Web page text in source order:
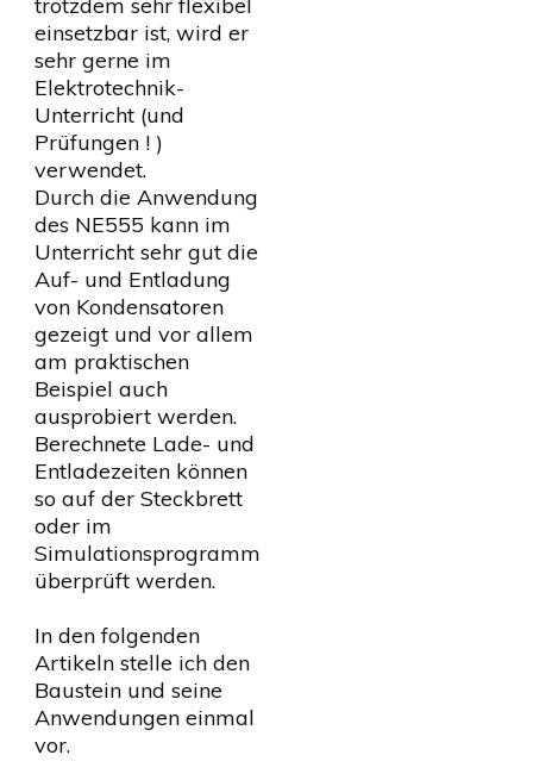
einsetzbar ist, wird er
sehr gerne im
Elektrotechnik-
Unterricht (und
Prüfungen ! )
verwendet.
Durch die Anwendung
des NE555 kann im
Unterricht sehr gut die
Auf- und Entladung
von Kondensatoren
gezeigt und vor allem
am praktischen
Beispiel auch
ausprobiert werden.
Berechnete Lade- und
Entladezeiten können
so auf der Steckbrett
oder im
Simulationsprogramm
überprüft werden.
In den folgenden
Artikeln stelle ich den
Baustein und seine
Anwendungen einmal
vor.